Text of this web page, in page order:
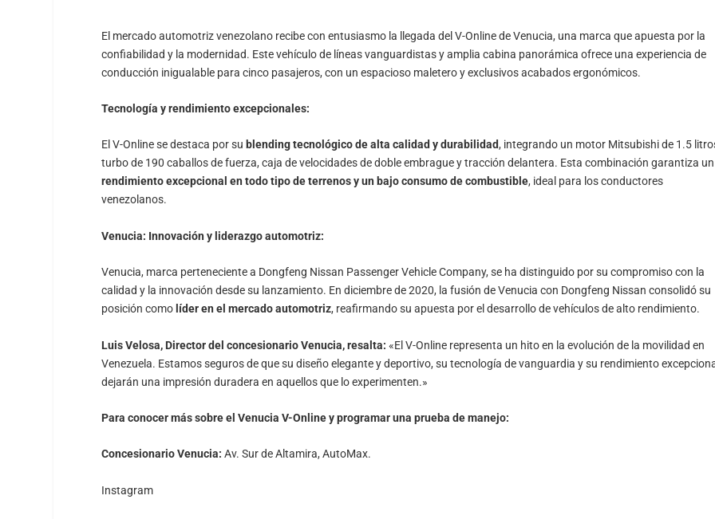
El mercado automotriz venezolano recibe con entusiasmo la llegada del V-Online de Venucia, una marca que apuesta por la
confiabilidad y la modernidad. Este vehículo de líneas vanguardistas y amplia cabina panorámica ofrece una experiencia de
conducción inigualable para cinco pasajeros, con un espacioso maletero y exclusivos acabados ergonómicos.
Tecnología y rendimiento excepcionales:
El V-Online se destaca por su blending tecnológico de alta calidad y durabilidad, integrando un motor Mitsubishi de 1.5
turbo de 190 caballos de fuerza, caja de velocidades de doble embrague y tracción delantera. Esta combinación garantiza un
rendimiento excepcional en todo tipo de terrenos y un bajo consumo de combustible, ideal para los conductores
venezolanos.
Venucia: Innovación y liderazgo automotriz:
Venucia, marca perteneciente a Dongfeng Nissan Passenger Vehicle Company, se ha distinguido por su compromiso con la
calidad y la innovación desde su lanzamiento. En diciembre de 2020, la fusión de Venucia con Dongfeng Nissan consolidó su
posición como líder en el mercado automotriz, reafirmando su apuesta por el desarrollo de vehículos de alto rendimiento.
Luis Velosa, Director del concesionario Venucia, resalta: «El V-Online representa un hito en la evolución de la movilidad en
Venezuela. Estamos seguros de que su diseño elegante y deportivo, su tecnología de vanguardia y su rendimiento
dejarán una impresión duradera en aquellos que lo experimenten.»
Para conocer más sobre el Venucia V-Online y programar una prueba de manejo:
Concesionario Venucia: Av. Sur de Altamira, AutoMax.
Instagram